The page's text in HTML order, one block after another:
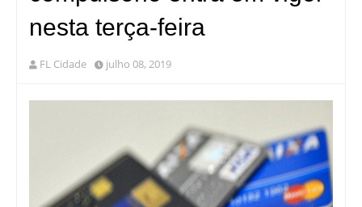
nesta terça-feira
FL Cidade julho 08, 2019